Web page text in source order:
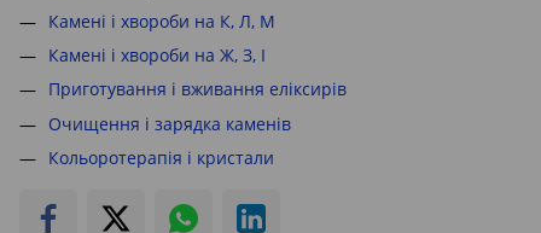
Камені і хвороби на К, Л, М
Камені і хвороби на Ж, З, І
Приготування і вживання еліксирів
Очищення і зарядка каменів
Кольоротерапія і кристали